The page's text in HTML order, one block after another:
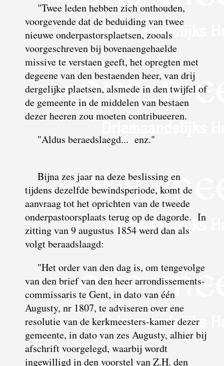
"Twee leden hebben zich onthouden,
voorgevende dat de beduiding van twee
nieuwe onderpastorsplaetsen, zooals
voorgeschreven bij bovenaen­gehaelde
missive te verstaen geeft, het opregten met
degeene van den bestaenden heer, van drij
dergelijke plaetsen, alsmede in den twijfel of
de gemeente in de middelen van bestaen
dezer heeren zou moeten contri­bueeren.
"Aldus beraedslaegd... enz."
Bijna zes jaar na deze beslissing en
tijdens dezelfde bewindsperiode, komt de
aanvraag tot het oprichten van de tweede
onder­pastoors­plaats terug op de dagorde. In
zitting van 9 augustus 1854 werd dan als
volgt beraad­slaagd:
"Het order van den dag is, om tengevolge
van den brief van den heer arrondis­sements­
commissaris te Gent, in dato van één
Augusty, nr 1807, te adviseren over ene
resolutie van de kerkmeesters-kamer dezer
gemeente, in dato van zes Augusty, alhier bij
afschrift voorgelegd, waarbij wordt
ingewilligd in den voorstel van Z.H. den